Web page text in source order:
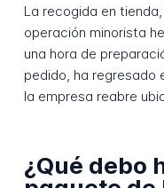
La recogida en
operación minorista
una hora de
pedido, ha regresado
la empresa reabre
¿Qué debo